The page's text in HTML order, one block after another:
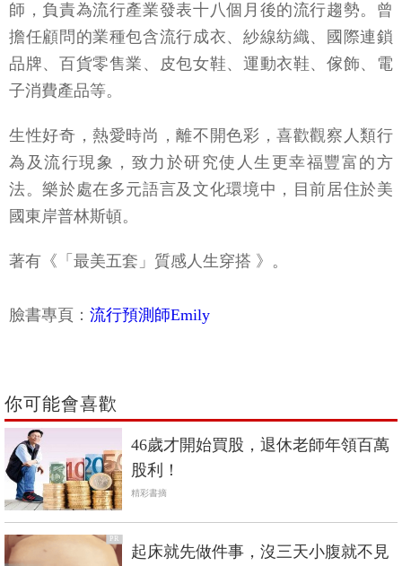
師，負責為流行產業發表十八個月後的流行趨勢。曾
擔任顧問的業種包含流行成衣、紗線紡織、國際連鎖
品牌、百貨零售業、皮包女鞋、運動衣鞋、傢飾、電
子消費產品等。
生性好奇，熱愛時尚，離不開色彩，喜歡觀察人類行
為及流行現象，致力於研究使人生更幸福豐富的方
法。樂於處在多元語言及文化環境中，目前居住於美
國東岸普林斯頓。
著有《「最美五套」質感人生穿搭 》。
臉書專頁： 流行預測師Emily
你可能會喜歡
46歲才開始買股，退休老師年領百萬
股利！
精彩書摘
PR
起床就先做件事，沒三天小腹就不見